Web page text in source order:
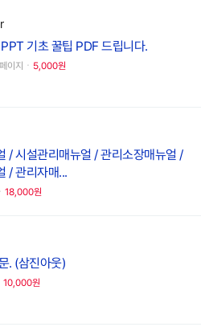
기초 꿀팁 PDF 드립니다.
이지ㆍ 5,000원
/ 시설관리매뉴얼 / 관리소장매뉴얼 /
/ 관리자매...
18,000원
. (삼진아웃)
10,000원